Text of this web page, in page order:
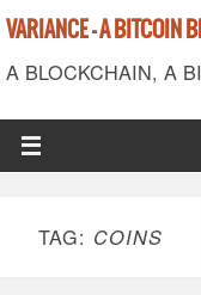
VARIANCE - A BITCOIN
A BLOCKCHAIN, A
TAG: COINS